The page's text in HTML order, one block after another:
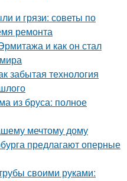
и грязи: советы по
ремонта
и как он стал
забытая технология
из бруса: полное
мечтому дому
предлагают оперные
своими руками: